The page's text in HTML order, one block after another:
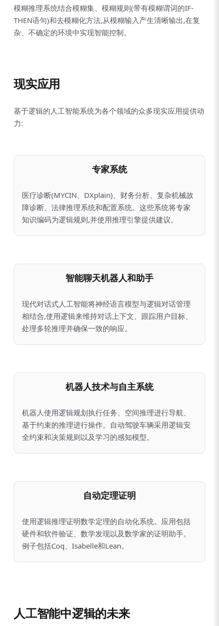
模糊推理系统结合模糊集、模糊规则(带有模糊谓词的IF-
THEN语句)和去模糊化方法,从模糊输入产生清晰输出,在复
杂、不确定的环境中实现智能控制。
现实应用
基于逻辑的人工智能系统为各个领域的众多现实应用提供动
力:
专家系统
医疗诊断(MYCIN、DXplain)、财务分析、复杂机械故
障诊断、法律推理系统和配置系统。这些系统将专家
知识编码为逻辑规则,并使用推理引擎提供建议。
智能聊天机器人和助手
现代对话式人工智能将神经语言模型与逻辑对话管理
相结合,使用逻辑来维持对话上下文、跟踪用户目标、
处理多轮推理并确保一致的响应。
机器人技术与自主系统
机器人使用逻辑规划执行任务、空间推理进行导航、
基于约束的推理进行操作。自动驾驶车辆采用逻辑安
全约束和决策规则以及学习的感知模型。
自动定理证明
使用逻辑推理证明数学定理的自动化系统。应用包括
硬件和软件验证、数学发现以及数学家的证明助手。
例子包括Coq、Isabelle和Lean。
人工智能中逻辑的未来